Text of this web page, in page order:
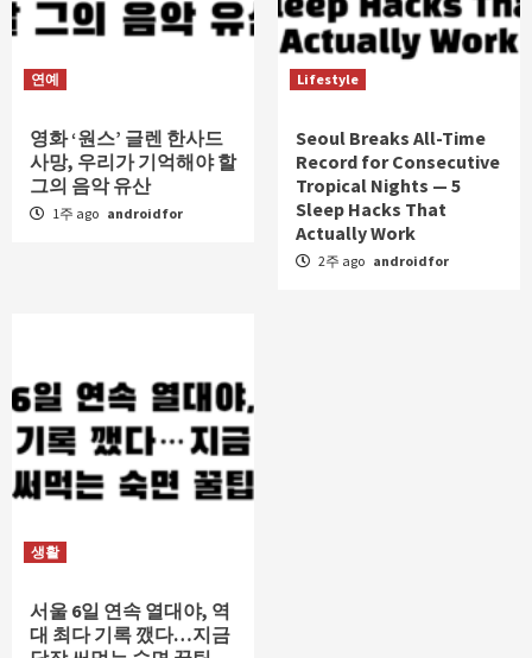
연예
영화 ‘원스’ 글렌 한사드
사망, 우리가 기억해야 할
그의 음악 유산
1주 ago androidfor
Lifestyle
Seoul Breaks All-Time
Record for Consecutive
Tropical Nights — 5
Sleep Hacks That
Actually Work
2주 ago androidfor
생활
서울 6일 연속 열대야, 역
대 최다 기록 깼다…지금